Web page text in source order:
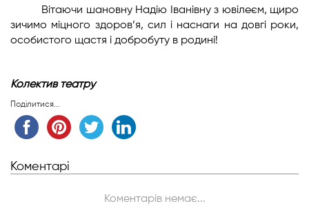
Вітаючи шановну Надію Іванівну з ювілеєм, щиро
зичимо міцного здоров’я, сил і наснаги на довгі роки,
особистого щастя і добробуту в родині!
Колектив театру
Поділитися...
Коментарі
Коментарів немає...